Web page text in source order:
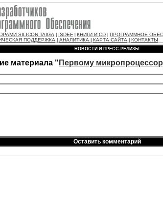
SILICON TAIGA ISDEF КНИГИ И CD ПРОГРАММНОЕ
ПОДДЕРЖКА| АНАЛИТИКА КАРТА САЙТА| КОНТАКТЫ
НОВОСТИ И ПРЕСС-РЕЛИЗЫ
материала " Первому